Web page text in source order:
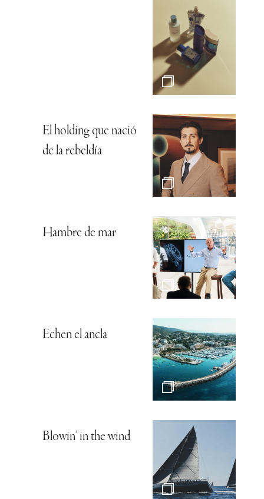
El holding que nació
de la rebeldía
Hambre de mar
Echen el ancla
Blowin’ in the wind